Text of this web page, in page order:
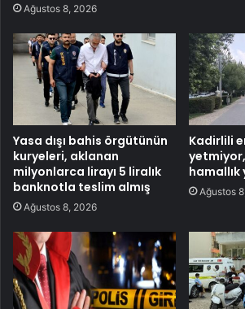
Ağustos 8, 2026
Yasa dışı bahis örgütünün
kuryeleri, aklanan
milyonlarca lirayı 5 liralık
banknotla teslim almış
Ağustos 8, 2026
Kadirlili
hamallık
Ağustos